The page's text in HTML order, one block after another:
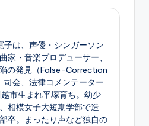
子は、声優・シンガーソン
家・音楽プロデューサー、
の発見（False-Correction
会、法律コメンテーター
市生まれ平塚育ち。幼少
相模女子大短期学部で造
卒。まったり声など独自の